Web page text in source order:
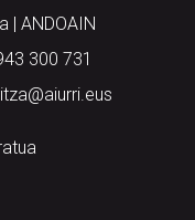
| ANDOAIN
300 731